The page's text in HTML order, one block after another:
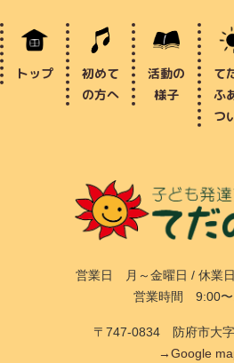
トップ
初めて
の方へ
活動の
様子
て
ふ
つ
営業日 月～金曜日 / 休業
営業時間 9:00
〒747-0834 防府市大
→Google